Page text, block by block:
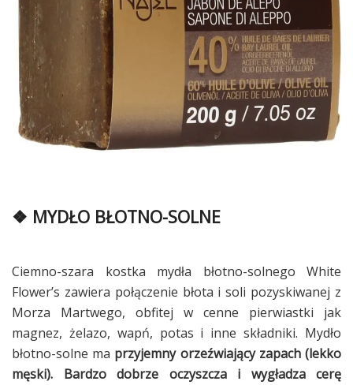
❖ MYDŁO BŁOTNO-SOLNE
Ciemno-szara kostka mydła błotno-solnego White
Flower’s zawiera połączenie błota i soli pozyskiwanej z
Morza Martwego, obfitej w cenne pierwiastki jak
magnez, żelazo, wapń, potas i inne składniki. Mydło
błotno-solne ma przyjemny orzeźwiający zapach (lekko
męski).
Bardzo dobrze oczyszcza i wygładza cerę